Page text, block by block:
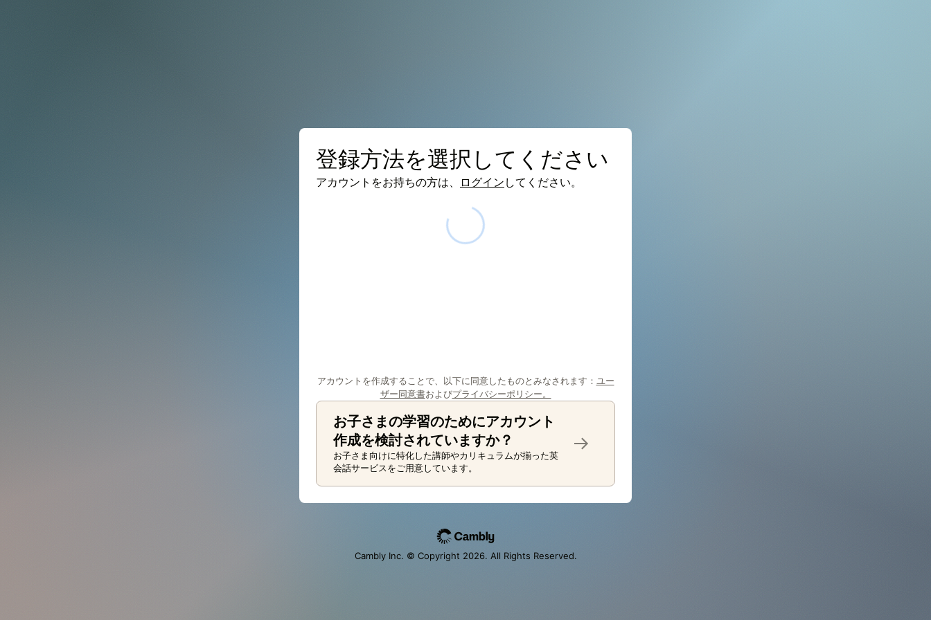
登録方法を選択してください
アカウントをお持ちの方は、 ログイン してください。
アカウントを作成することで、以下に同意したものとみなされます： ユー
ザー同意書およびプライバシーポリシー。
お子さまの学習のためにアカウント
作成を検討されていますか？
お子さま向けに特化した講師やカリキュラムが揃った英
会話サービスをご用意しています。
Cambly Inc. © Copyright 2026. All Rights Reserved.